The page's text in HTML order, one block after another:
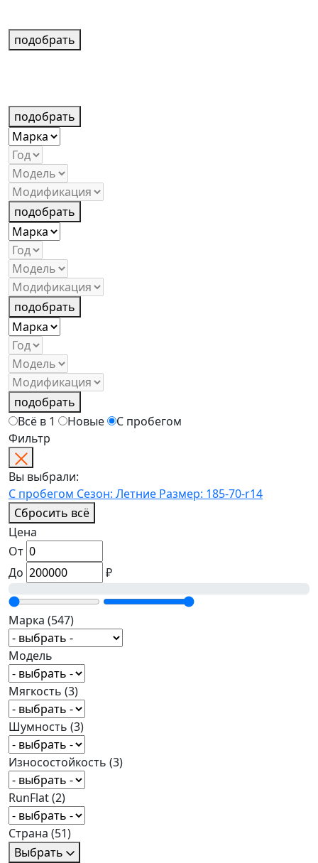
подобрать
подобрать
подобрать
подобрать
подобрать
Всё в 1
Новые
С пробегом
Фильтр
Вы выбрали:
С пробегом Сезон: Летние Размер: 185-70-r14
Сбросить всё
Цена
От
До
₽
Марка (547)
Модель
Мягкость (3)
Шумность (3)
Износостойкость (3)
RunFlat(2)
Страна (51)
Выбрать